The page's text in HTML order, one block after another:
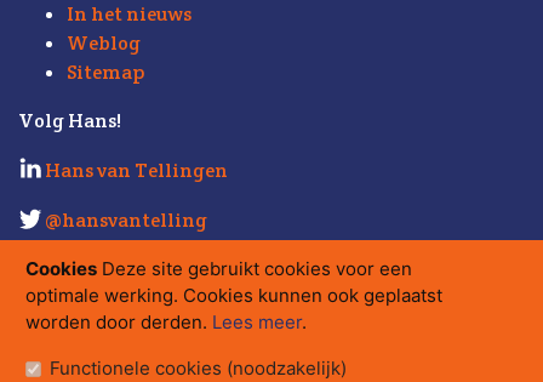
In het nieuws
Weblog
Sitemap
Volg Hans!
Hans van Tellingen
@hansvantelling
Kijk ook eens opStrabo.nl.
Contact
Strabo bv
Cookies Deze site gebruikt cookies voor een
optimale werking. Cookies kunnen ook geplaatst
worden door derden. Lees meer.
Functionele cookies (noodzakelijk)